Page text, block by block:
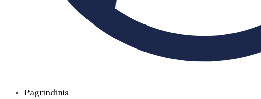
Pagrindinis